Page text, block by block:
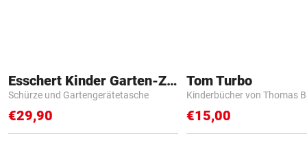
Esschert Kinder Garten-Zubehör
Schürze und Gartengerätetasche
€29,90
Tom Turbo
Kinderbücher von Thomas
€15,00